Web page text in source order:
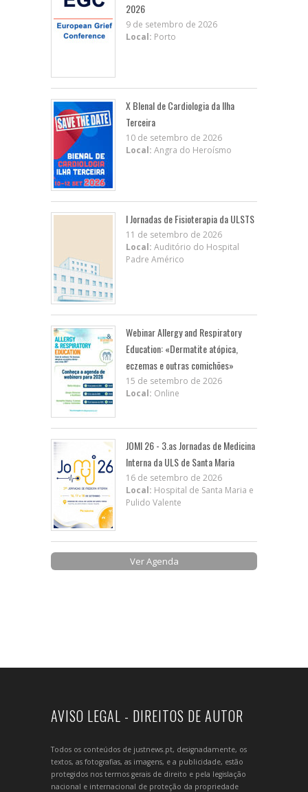
2026
9 de setembro de 2026
Local: Porto
X BIenal de Cardiologia da Ilha
Terceira
10 de setembro de 2026
Local: Angra do Heroísmo
I Jornadas de Fisioterapia da ULSTS
11 de setembro de 2026
Local: Auditório do Hospital
Padre Américo
Webinar Allergy and Respiratory
Education: «Dermatite atópica,
eczemas e outras comichões»
15 de setembro de 2026
Local: Online
JOMI 26 - 3.as Jornadas de Medicina
Interna da ULS de Santa Maria
16 de setembro de 2026
Local: Hospital de Santa Maria e
Pulido Valente
Ver Agenda
AVISO LEGAL - DIREITOS DE AUTOR
Todos os conteúdos de justnews.pt, designadamente, os
textos, as fotografias, as imagens, e a publicidade, estão
protegidos nos termos gerais de direito e pela legislação
nacional e internacional de proteção da propriedade